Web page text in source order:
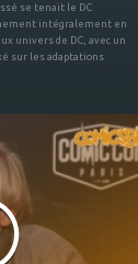
se tenait le DC
intégralement en
univers de DC, avec un
sur les adaptations